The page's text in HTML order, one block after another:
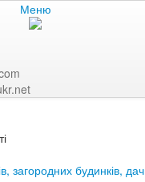
Меню
загородних будинків, дач